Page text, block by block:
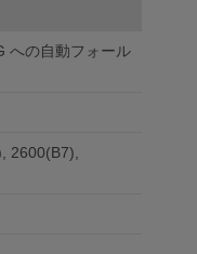
への自動フォール
2600(B7),